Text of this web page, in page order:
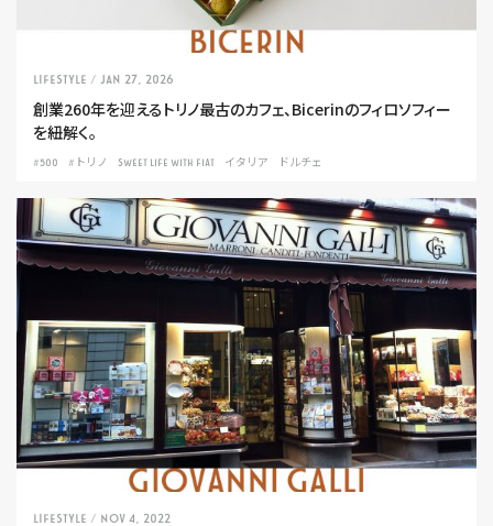
LIFESTYLE / Jan 27, 2026
創業260年を迎えるトリノ最古のカフェ、Bicerinのフィロソフィー
を紐解く。
#500 #トリノ SWEET LIFE WITH FIAT イタリア ドルチェ
LIFESTYLE / Nov 4, 2022